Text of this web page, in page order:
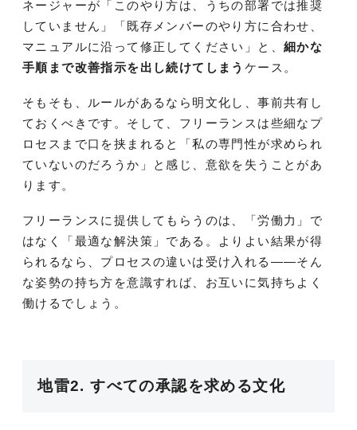
ネージャーが「このやり方は、うちの部署では推奨
していません」「既存メンバーのやり方に合わせ、
マニュアルに沿って修正してください」と、 細かな
手順まで改善指示を出し続けてしまう ケース。
そもそも、ルールがあるなら明文化し、事前共有し
ておくべきです。そして、フリーランスは些細なプ
ロセスまで口を挟まれると「私の専門性が求められ
ていないのだろうか」と感じ、意欲を失うことがあ
ります。
フリーランスに提供してもらうのは、「労働力」で
はなく「最適な解決策」である。よりよい結果が得
られるなら、プロセスの違いは受け入れる——そん
な姿勢の持ち方を意識すれば、お互いに気持ちよく
働けるでしょう。
地雷2. すべての承認を求める文化